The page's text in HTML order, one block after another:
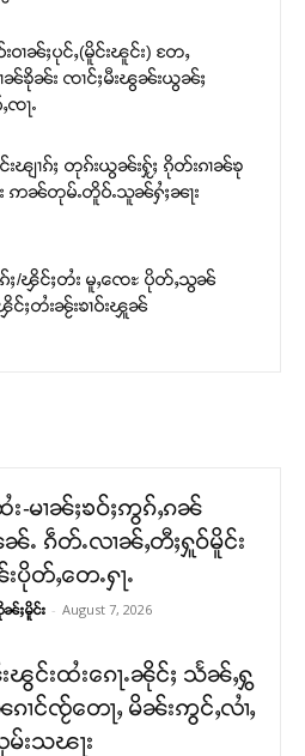
းဝၢၼ်ႈပုင်ႇ(မိူင်းၽူင်း) တႄႇ
ၼ်ၶိုၼ်း ၸၢင်ႈမီးၽွၼ်းယွၼ်ႈ
ႃႉ
းၽျၢၵ်ႈ တုၵ်းယွၼ်းႁႂ်ႈ ၵိုတ်းၵၢၼ်ၶု
ဢၼ်တုမ်ႉတိူဝ်ႉသူၼ်ႁႆႈၼႃး
ႈ/ၾိင်ႈတႆး မူႇၸေႊ ပိုတ်ႇသွၼ်
င်ႈတႆးၼႂ်းၶၢဝ်းၾူၼ်
း-မၢၼ်ႈၶဝ်ႈဢွၵ်ႇၵၼ်
ၼ်ႉ ၵဵတ်ႉလၢၼ်ႇတီႈႁူဝ်မိူင်း
ပိုတ်ႇတေႉႁႃႉ
ႈမိူင်း - August 7, 2026
င်းထႆးၵေႃႉၼိုင်ႈ သႅၼ်ႇႁွ
ၵၢင်ၸႂ်တေႃႇ မိၼ်းဢွင်ႇလၢႆႇ
းသၽႃး